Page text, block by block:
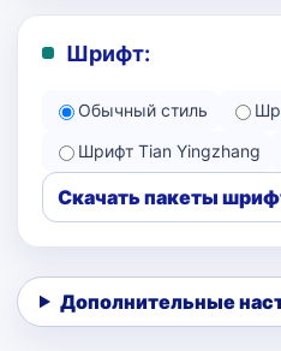
Шрифт:
Обычный стиль
Шрифт Tian Yingzhang
Скачать пакеты
Дополнительные